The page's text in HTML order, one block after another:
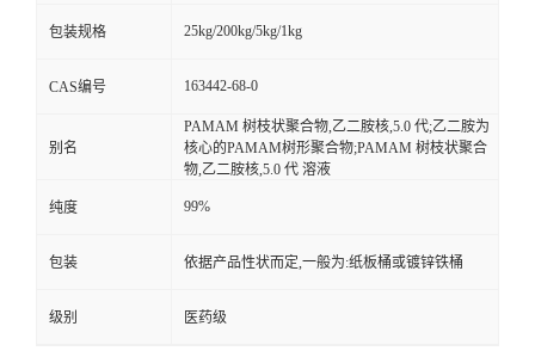
包装规格 25kg/200kg/5kg/1kg
CAS编号 163442-68-0
别名
PAMAM 树枝状聚合物,乙二胺核,5.0 代;乙二胺为
核心的PAMAM树形聚合物;PAMAM 树枝状聚合
物,乙二胺核,5.0 代 溶液
纯度 99%
包装 依据产品性状而定,一般为:纸板桶或镀锌铁桶
级别 医药级